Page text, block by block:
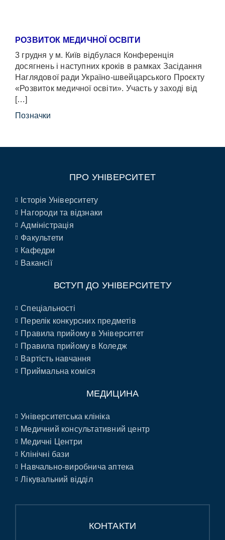
РОЗВИТОК МЕДИЧНОЇ ОСВІТИ
3 грудня у м. Київ відбулася Конференція
досягнень і наступних кроків в рамках Засідання
Наглядової ради Україно-швейцарського Проєкту
«Розвиток медичної освіти». Участь у заході від
[…]
Позначки
ПРО УНІВЕРСИТЕТ
Історія Університету
Нагороди та відзнаки
Адміністрація
Факультети
Кафедри
Вакансії
ВСТУП ДО УНІВЕРСИТЕТУ
Спеціальності
Перелік конкурсних предметів
Правила прийому в Університет
Правила прийому в Коледж
Вартість навчання
Приймальна коміся
МЕДИЦИНА
Університетська клініка
Медичний консультативний центр
Медичні Центри
Клінічні бази
Навчально-виробнича аптека
Лікувальний відділ
КОНТАКТИ